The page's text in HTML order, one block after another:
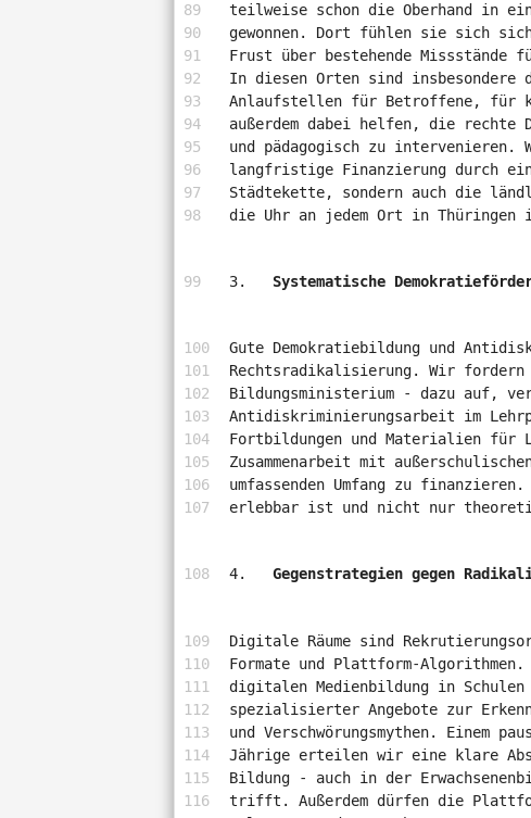
teilweise schon die Oberhand in
gewonnen. Dort fühlen sie sich
Frust über bestehende Missstände
In diesen Orten sind
Anlaufstellen für Betroffene, für
außerdem dabei helfen, die rechte
und pädagogisch zu intervenieren.
langfristige Finanzierung durch
Städtekette, sondern auch die
die Uhr an jedem Ort in Thüringen
Systematische
Gute Demokratiebildung und
Rechtsradikalisierung. Wir fordern
Bildungsministerium - dazu auf,
Antidiskriminierungsarbeit im
Fortbildungen und Materialien für
Zusammenarbeit mit
umfassenden Umfang zu
erlebbar ist und nicht nur
Gegenstrategien gegen
Digitale Räume sind
Formate und Plattform-
digitalen Medienbildung in
spezialisierter Angebote zur
und Verschwörungsmythen. Einem
Jährige erteilen wir eine klare
Bildung - auch in der
trifft. Außerdem dürfen die